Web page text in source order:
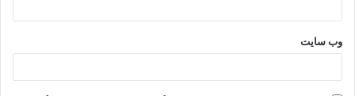
وب‌ سایت